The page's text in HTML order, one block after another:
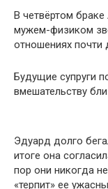
В четвёртом
мужем-физиком
отношениях почти
Будущие супруги
вмешательству
Эдуард долго
итоге она
пор они никогда
«терпит» ее